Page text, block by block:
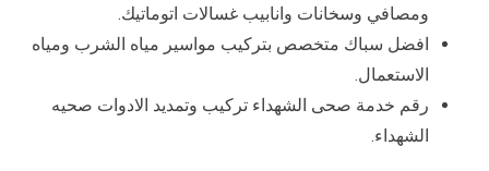
ومصافي وسخانات وانابيب غسالات اتوماتيك.
افضل سباك متخصص بتركيب مواسير مياه الشرب ومياه
الاستعمال.
رقم خدمة صحى الشهداء تركيب وتمديد الادوات صحيه
الشهداء.